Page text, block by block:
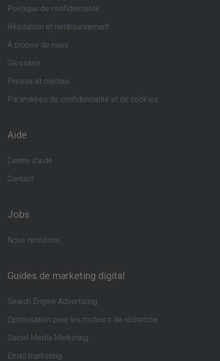
Politique de confidentialité
Résiliation et remboursement
À propos de nous
Glossaire
Presse et médias
Paramètres de confidentialité et de cookies
Aide
Centre d'aide
Contact
Jobs
Nous recrutons
Guides de marketing digital
Search Engine Advertising
Optimisation pour les moteurs de recherche
Social Media Marketing
Email marketing